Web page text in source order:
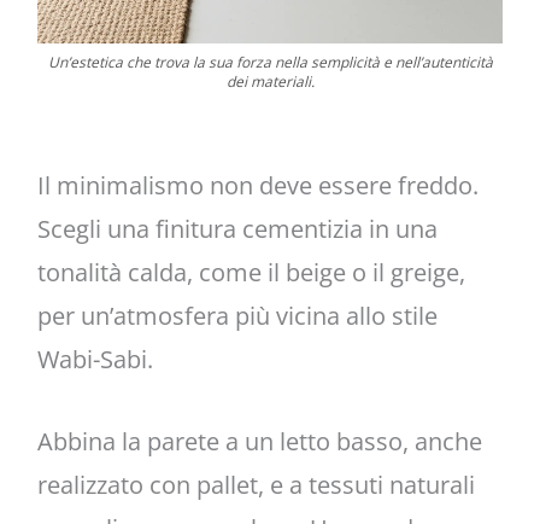
Un’estetica che trova la sua forza nella semplicità e nell’autenticità
dei materiali.
Il minimalismo non deve essere freddo.
Scegli una finitura cementizia in una
tonalità calda, come il beige o il greige,
per un’atmosfera più vicina allo stile
Wabi-Sabi.
Abbina la parete a un letto basso, anche
realizzato con pallet, e a tessuti naturali